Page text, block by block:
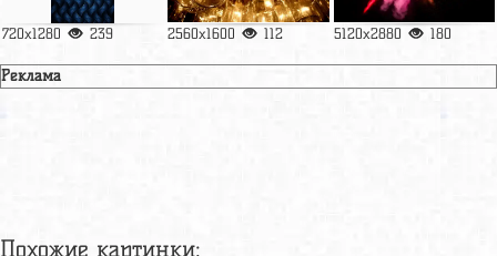
720x1280 239 2560x1600 112 5120x2880 180
Реклама
Похожие картинки: